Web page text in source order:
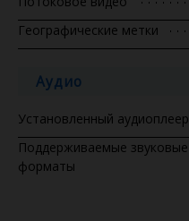
Географические метки
Аудио
Установленный аудиоплеер
Поддерживаемые звуковые
форматы